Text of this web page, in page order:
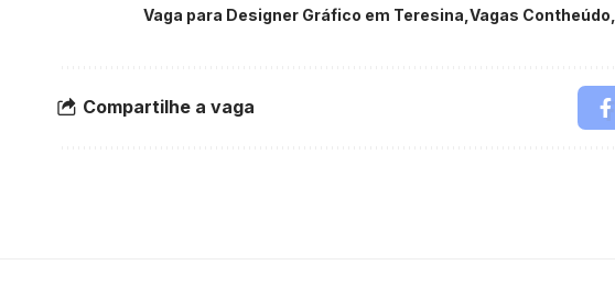
Vaga para Designer Gráfico em Teresina Vagas Contheúdo
Compartilhe a vaga